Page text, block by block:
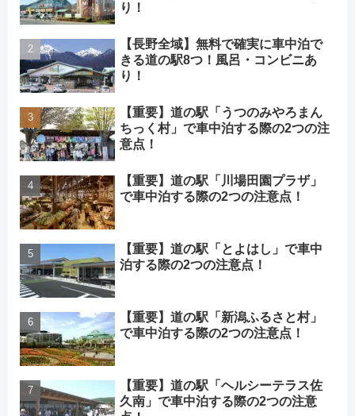
り！
【長野全域】無料で確実に車中泊で
きる道の駅8つ！風呂・コンビニあ
り！
【重要】道の駅「うつのみやろまん
ちっく村」で車中泊する際の2つの注
意点！
【重要】道の駅「川場田園プラザ」
で車中泊する際の2つの注意点！
【重要】道の駅「とよはし」で車中
泊する際の2つの注意点！
【重要】道の駅「新潟ふるさと村」
で車中泊する際の2つの注意点！
【重要】道の駅「ヘルシーテラス佐
久南」で車中泊する際の2つの注意